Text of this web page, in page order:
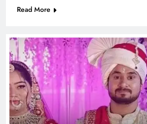
Read More